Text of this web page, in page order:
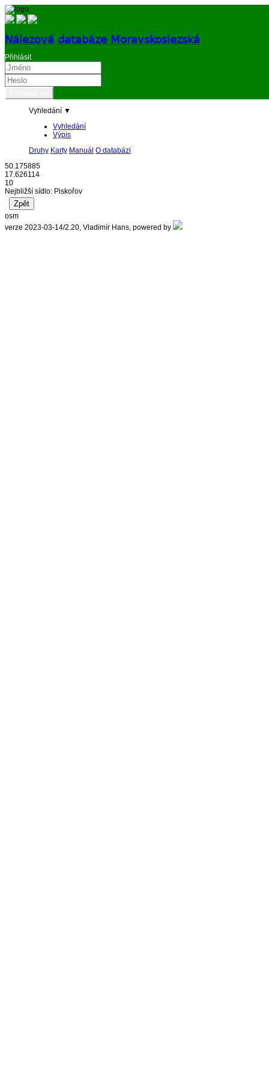
Nálezová databáze Moravskoslezská
Přihlásit
Vyhledání ▼
Vyhledání
Výpis
Druhy Karty Manuál O databázi
50.175885
17.626114
10
Nejbližší sídlo: Piskořov
osm
verze 2023-03-14/2.20, Vladimír Hans, powered by